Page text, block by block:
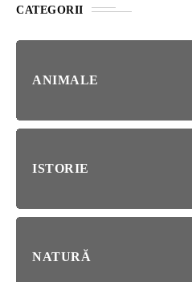
CATEGORII
ANIMALE
ISTORIE
NATURĂ